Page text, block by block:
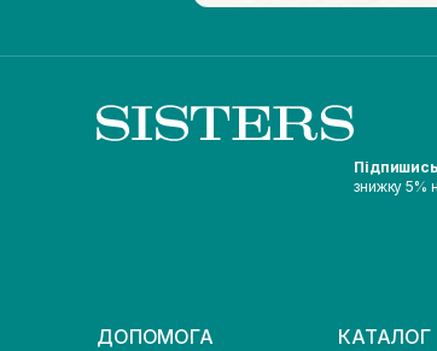
знижку 5%
ДОПОМОГА КАТАЛОГ